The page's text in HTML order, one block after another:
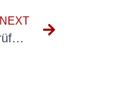
NEXT
Die Bedeutung des Testens tragbarer Geräte verstehen: Prüfung ortsveränderlicher Geräte Prüffristen erklärt